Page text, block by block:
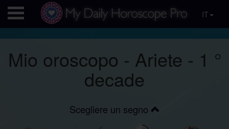
IT
Mio oroscopo - Ariete - 1 °
decade
Scegliere un segno